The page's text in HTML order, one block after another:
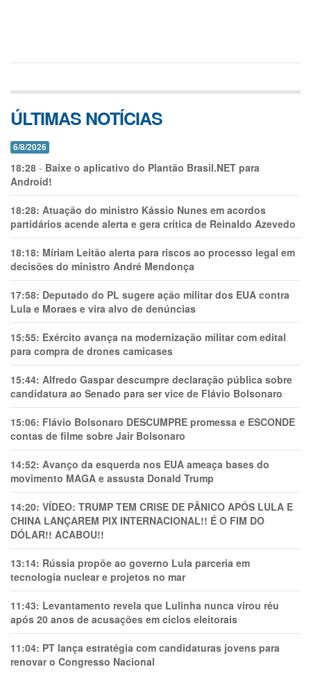
ÚLTIMAS NOTÍCIAS
6/8/2026
18:28 - Baixe o aplicativo do Plantão Brasil.NET para
Android!
18:28: Atuação do ministro Kássio Nunes em acordos
partidários acende alerta e gera crítica de Reinaldo Azevedo
18:18: Míriam Leitão alerta para riscos ao processo legal em
decisões do ministro André Mendonça
17:58: Deputado do PL sugere ação militar dos EUA contra
Lula e Moraes e vira alvo de denúncias
15:55: Exército avança na modernização militar com edital
para compra de drones camicases
15:44: Alfredo Gaspar descumpre declaração pública sobre
candidatura ao Senado para ser vice de Flávio Bolsonaro
15:06: Flávio Bolsonaro DESCUMPRE promessa e ESCONDE
contas de filme sobre Jair Bolsonaro
14:52: Avanço da esquerda nos EUA ameaça bases do
movimento MAGA e assusta Donald Trump
14:20: VÍDEO: TRUMP TEM CRlSE DE PÂNlCO APÓS LULA E
CHINA LANÇAREM PIX INTERNACIONAL!! É O FIM DO
DÓLAR!! ACABOU!!
13:14: Rússia propõe ao governo Lula parceria em
tecnologia nuclear e projetos no mar
11:43: Levantamento revela que Lulinha nunca virou réu
após 20 anos de acusações em ciclos eleitorais
11:04: PT lança estratégia com candidaturas jovens para
renovar o Congresso Nacional